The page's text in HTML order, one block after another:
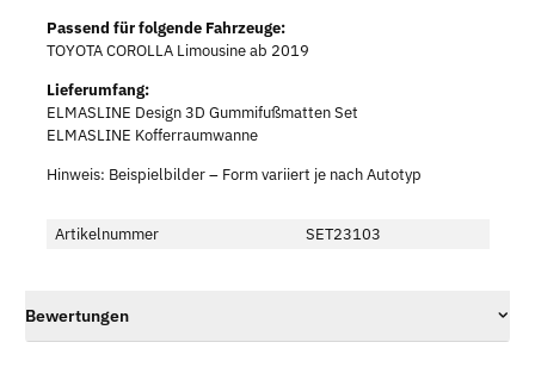
Passend für folgende Fahrzeuge:
TOYOTA COROLLA Limousine ab 2019
Lieferumfang:
ELMASLINE Design 3D Gummifußmatten Set
ELMASLINE Kofferraumwanne
Hinweis: Beispielbilder – Form variiert je nach Autotyp
Artikelnummer SET23103
Bewertungen